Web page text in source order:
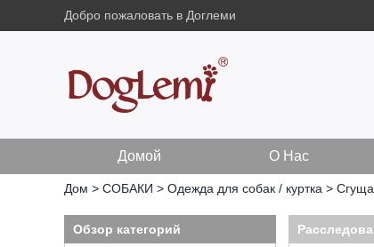
Добро пожаловать в Доглеми
Домой О Нас
Дом > СОБАКИ > Одежда для собак / куртка >
Обзор категорий